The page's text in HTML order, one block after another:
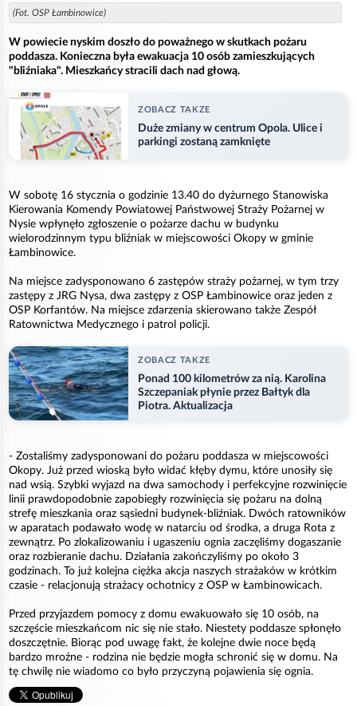
(Fot. OSP Łambinowice)
W powiecie nyskim doszło do poważnego w skutkach pożaru
poddasza. Konieczna była ewakuacja 10 osób zamieszkujących
"bliźniaka". Mieszkańcy stracili dach nad głową.
ZOBACZ TAKZE
Duże zmiany w centrum Opola. Ulice i
parkingi zostaną zamknięte
W sobotę 16 stycznia o godzinie 13.40 do dyżurnego Stanowiska
Kierowania Komendy Powiatowej Państwowej Straży Pożarnej w
Nysie wpłynęło zgłoszenie o pożarze dachu w budynku
wielorodzinnym typu bliźniak w miejscowości Okopy w gminie
Łambinowice.
Na miejsce zadysponowano 6 zastępów straży pożarnej, w tym trzy
zastępy z JRG Nysa, dwa zastępy z OSP Łambinowice oraz jeden z
OSP Korfantów. Na miejsce zdarzenia skierowano także Zespół
Ratownictwa Medycznego i patrol policji.
ZOBACZ TAKZE
Ponad 100 kilometrów za nią. Karolina
Szczepaniak płynie przez Bałtyk dla
Piotra. Aktualizacja
- Zostaliśmy zadysponowani do pożaru poddasza w miejscowości
Okopy. Już przed wioską było widać kłęby dymu, które unosiły się
nad wsią. Szybki wyjazd na dwa samochody i perfekcyjne rozwinięcie
linii prawdopodobnie zapobiegły rozwinięcia się pożaru na dolną
strefę mieszkania oraz sąsiedni budynek-bliźniak. Dwóch ratowników
w aparatach podawało wodę w natarciu od środka, a druga Rota z
zewnątrz. Po zlokalizowaniu i ugaszeniu ognia zaczęliśmy dogaszanie
oraz rozbieranie dachu. Działania zakończyliśmy po około 3
godzinach. To już kolejna ciężka akcja naszych strażaków w krótkim
czasie - relacjonują strażacy ochotnicy z OSP w Łambinowicach.
Przed przyjazdem pomocy z domu ewakuowało się 10 osób, na
szczęście mieszkańcom nic się nie stało. Niestety poddasze spłonęło
doszczętnie. Biorąc pod uwagę fakt, że kolejne dwie noce będą
bardzo mroźne - rodzina nie będzie mogła schronić się w domu. Na
tę chwilę nie wiadomo co było przyczyną pojawienia się ognia.